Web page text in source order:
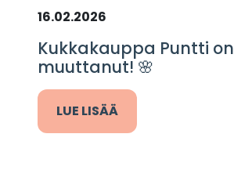
16.02.2026
Kukkakauppa Puntti on
muuttanut! 🌸
LUE LISÄÄ